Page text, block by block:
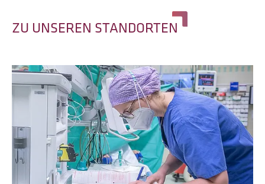
ZU UNSEREN STANDORTEN